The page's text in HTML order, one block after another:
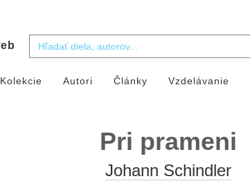
Kolekcie Autori Články Vzdelávanie
Pri prameni
Johann Schindler